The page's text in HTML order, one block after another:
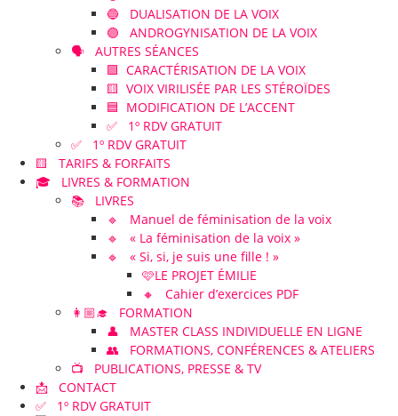
🔵 DUALISATION DE LA VOIX
🟣 ANDROGYNISATION DE LA VOIX
🗣️ AUTRES SÉANCES
🟪 CARACTÉRISATION DE LA VOIX
🟨 VOIX VIRILISÉE PAR LES STÉROÏDES
🟦 MODIFICATION DE L’ACCENT
✅ 1º RDV GRATUIT
✅ 1º RDV GRATUIT
🟨 TARIFS & FORFAITS
🎓 LIVRES & FORMATION
📚 LIVRES
🔹 Manuel de féminisation de la voix
🔹 « La féminisation de la voix »
🔹 « Si, si, je suis une fille ! »
🩷LE PROJET ÉMILIE
🔸 Cahier d’exercices PDF
👩🏼‍🎓 FORMATION
👤 MASTER CLASS INDIVIDUELLE EN LIGNE
👥 FORMATIONS, CONFÉRENCES & ATELIERS
📺 PUBLICATIONS, PRESSE & TV
📩 CONTACT
✅ 1º RDV GRATUIT